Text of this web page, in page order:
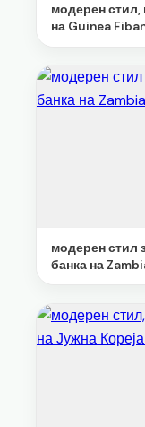
модерен стил,
на Guinea
модерен стил
банка на